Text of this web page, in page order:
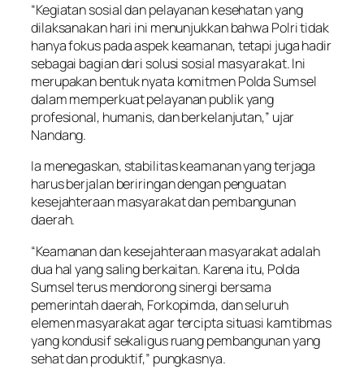
“Kegiatan sosial dan pelayanan kesehatan yang
dilaksanakan hari ini menunjukkan bahwa Polri tidak
hanya fokus pada aspek keamanan, tetapi juga hadir
sebagai bagian dari solusi sosial masyarakat. Ini
merupakan bentuk nyata komitmen Polda Sumsel
dalam memperkuat pelayanan publik yang
profesional, humanis, dan berkelanjutan,” ujar
Nandang.
Ia menegaskan, stabilitas keamanan yang terjaga
harus berjalan beriringan dengan penguatan
kesejahteraan masyarakat dan pembangunan
daerah.
“Keamanan dan kesejahteraan masyarakat adalah
dua hal yang saling berkaitan. Karena itu, Polda
Sumsel terus mendorong sinergi bersama
pemerintah daerah, Forkopimda, dan seluruh
elemen masyarakat agar tercipta situasi kamtibmas
yang kondusif sekaligus ruang pembangunan yang
sehat dan produktif,” pungkasnya.